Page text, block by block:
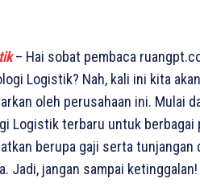
– Hai sobat pembaca
Logistik? Nah, kali ini kita
oleh perusahaan ini. Mulai
Logistik terbaru untuk
berupa gaji serta
Jadi, jangan sampai